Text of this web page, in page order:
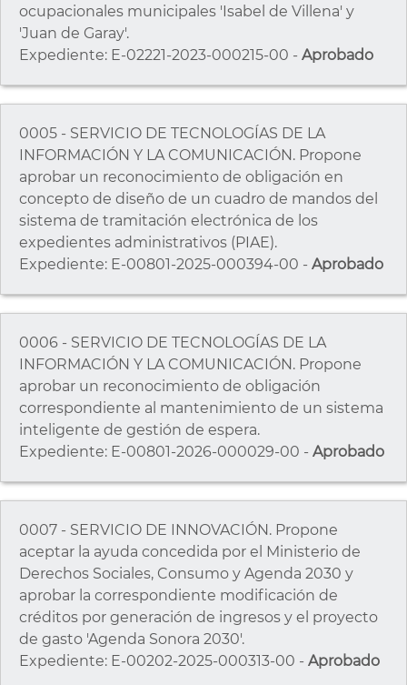
ocupacionales municipales 'Isabel de Villena' y
'Juan de Garay'.
Expediente: E-02221-2023-000215-00 - Aprobado
0005 - SERVICIO DE TECNOLOGÍAS DE LA
INFORMACIÓN Y LA COMUNICACIÓN. Propone
aprobar un reconocimiento de obligación en
concepto de diseño de un cuadro de mandos del
sistema de tramitación electrónica de los
expedientes administrativos (PIAE).
Expediente: E-00801-2025-000394-00 - Aprobado
0006 - SERVICIO DE TECNOLOGÍAS DE LA
INFORMACIÓN Y LA COMUNICACIÓN. Propone
aprobar un reconocimiento de obligación
correspondiente al mantenimiento de un sistema
inteligente de gestión de espera.
Expediente: E-00801-2026-000029-00 - Aprobado
0007 - SERVICIO DE INNOVACIÓN. Propone
aceptar la ayuda concedida por el Ministerio de
Derechos Sociales, Consumo y Agenda 2030 y
aprobar la correspondiente modificación de
créditos por generación de ingresos y el proyecto
de gasto 'Agenda Sonora 2030'.
Expediente: E-00202-2025-000313-00 - Aprobado